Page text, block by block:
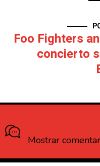
Foo Fighters
concierto
Mostrar